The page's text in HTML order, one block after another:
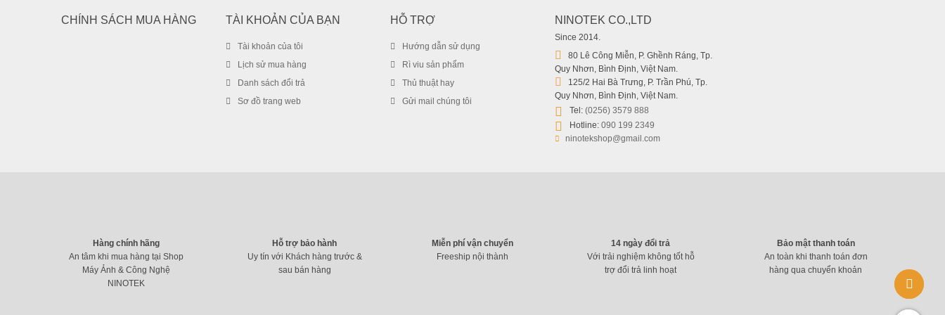
CHÍNH SÁCH MUA HÀNG TÀI KHOẢN CỦA BẠN
Tài khoản của tôi
Lịch sử mua hàng
Danh sách đổi trả
Sơ đồ trang web
HỖ TRỢ
Hướng dẫn sử dụng
Rì viu sản phẩm
Thủ thuật hay
Gửi mail chúng tôi
NINOTEK CO.,LTD
Since 2014.
80 Lê Công Miễn, P. Ghềnh Ráng, Tp.
Quy Nhơn, Bình Định, Việt Nam.
125/2 Hai Bà Trưng, P. Trần Phú, Tp.
Quy Nhơn, Bình Định, Việt Nam.
Tel: (0256) 3579 888
Hotline: 090 199 2349
ninotekshop@gmail.com
Hàng chính hãng
An tâm khi mua hàng tại Shop
Máy Ảnh & Công Nghệ
NINOTEK
Hỗ trợ bảo hành
Uy tín với Khách hàng trước &
sau bán hàng
Miễn phí vận chuyển
Freeship nội thành
14 ngày đổi trả
Với trải nghiệm không tốt hỗ
trợ đổi trả linh hoạt
Bảo mật thanh toán
An toàn khi thanh toán đơn
hàng qua chuyển khoản